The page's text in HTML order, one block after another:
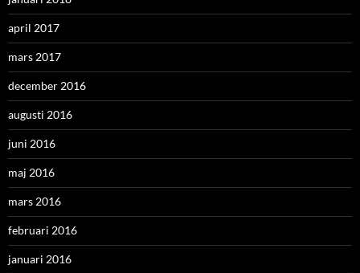
april 2017
mars 2017
december 2016
augusti 2016
juni 2016
maj 2016
mars 2016
februari 2016
januari 2016